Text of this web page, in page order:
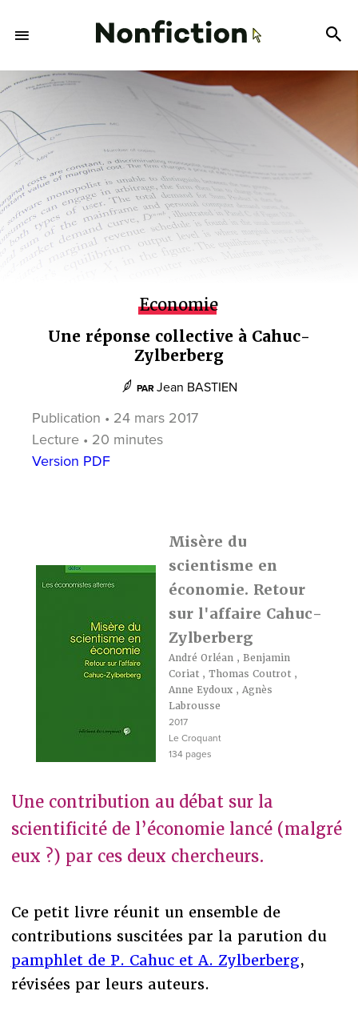
Economie
Une réponse collective à Cahuc-
Zylberberg
PAR Jean BASTIEN
Publication • 24 mars 2017
Lecture • 20 minutes
Version PDF
Misère du
scientisme en
économie. Retour
sur l'affaire Cahuc-
Zylberberg
André Orléan, Benjamin
Coriat, Thomas Coutrot,
Anne Eydoux, Agnès
Labrousse
2017
Le Croquant
134 pages
Une contribution au débat sur la
scientificité de l’économie lancé (malgré
eux ?) par ces deux chercheurs.
Ce petit livre réunit un ensemble de
contributions suscitées par la parution du
pamphlet de P. Cahuc et A. Zylberberg,
révisées par leurs auteurs.